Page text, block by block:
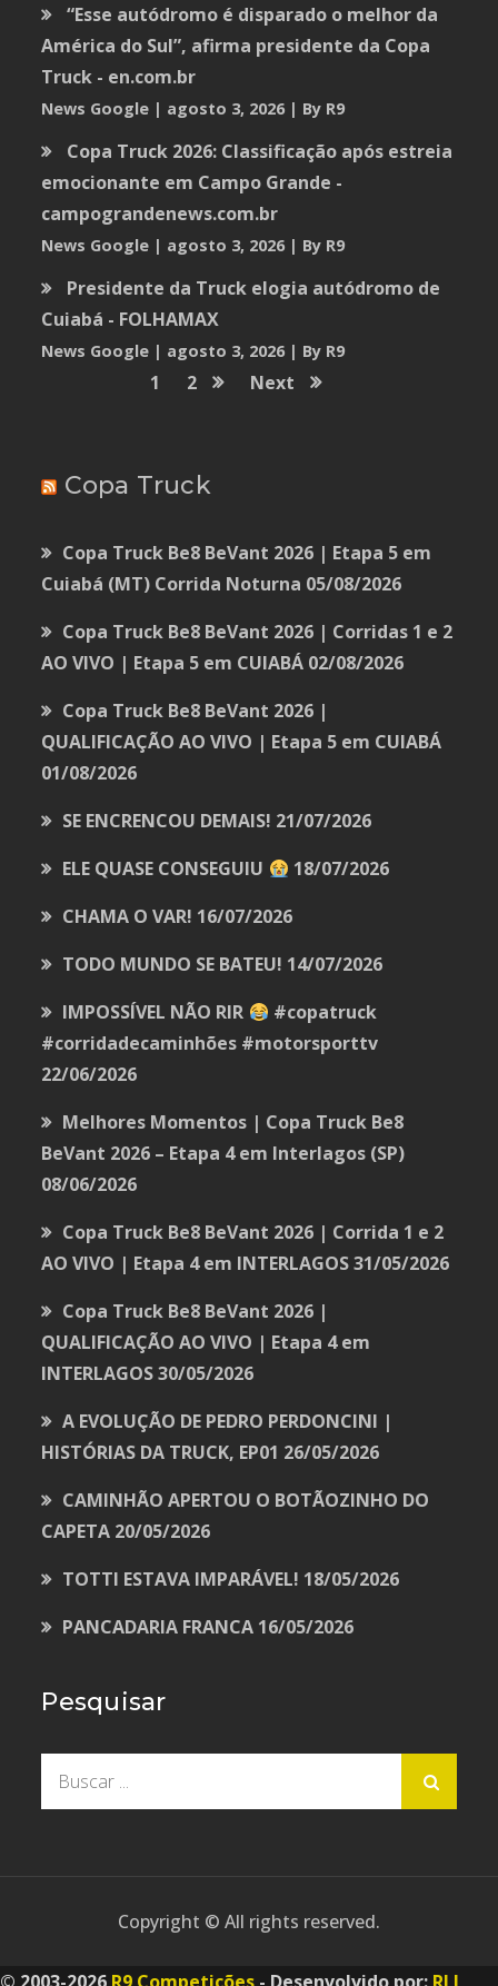
“Esse autódromo é disparado o melhor da
América do Sul”, afirma presidente da Copa
Truck - en.com.br
News Google agosto 3, 2026 By R9
Copa Truck 2026: Classificação após estreia
emocionante em Campo Grande -
campograndenews.com.br
News Google agosto 3, 2026 By R9
Presidente da Truck elogia autódromo de
Cuiabá - FOLHAMAX
News Google agosto 3, 2026 By R9
1 2 Next
Copa Truck
Copa Truck Be8 BeVant 2026 | Etapa 5 em
Cuiabá (MT) Corrida Noturna 05/08/2026
Copa Truck Be8 BeVant 2026 | Corridas 1 e 2
AO VIVO | Etapa 5 em CUIABÁ 02/08/2026
Copa Truck Be8 BeVant 2026 |
QUALIFICAÇÃO AO VIVO | Etapa 5 em CUIABÁ
01/08/2026
SE ENCRENCOU DEMAIS! 21/07/2026
ELE QUASE CONSEGUIU
18/07/2026
CHAMA O VAR! 16/07/2026
TODO MUNDO SE BATEU! 14/07/2026
IMPOSSÍVEL NÃO RIR
#copatruck
#corridadecaminhões #motorsporttv
22/06/2026
Melhores Momentos | Copa Truck Be8
BeVant 2026 – Etapa 4 em Interlagos (SP)
08/06/2026
Copa Truck Be8 BeVant 2026 | Corrida 1 e 2
AO VIVO | Etapa 4 em INTERLAGOS 31/05/2026
Copa Truck Be8 BeVant 2026 |
QUALIFICAÇÃO AO VIVO | Etapa 4 em
INTERLAGOS 30/05/2026
A EVOLUÇÃO DE PEDRO PERDONCINI |
HISTÓRIAS DA TRUCK, EP01 26/05/2026
CAMINHÃO APERTOU O BOTÃOZINHO DO
CAPETA 20/05/2026
TOTTI ESTAVA IMPARÁVEL! 18/05/2026
PANCADARIA FRANCA 16/05/2026
Pesquisar
Buscar
Copyright © All rights reserved.